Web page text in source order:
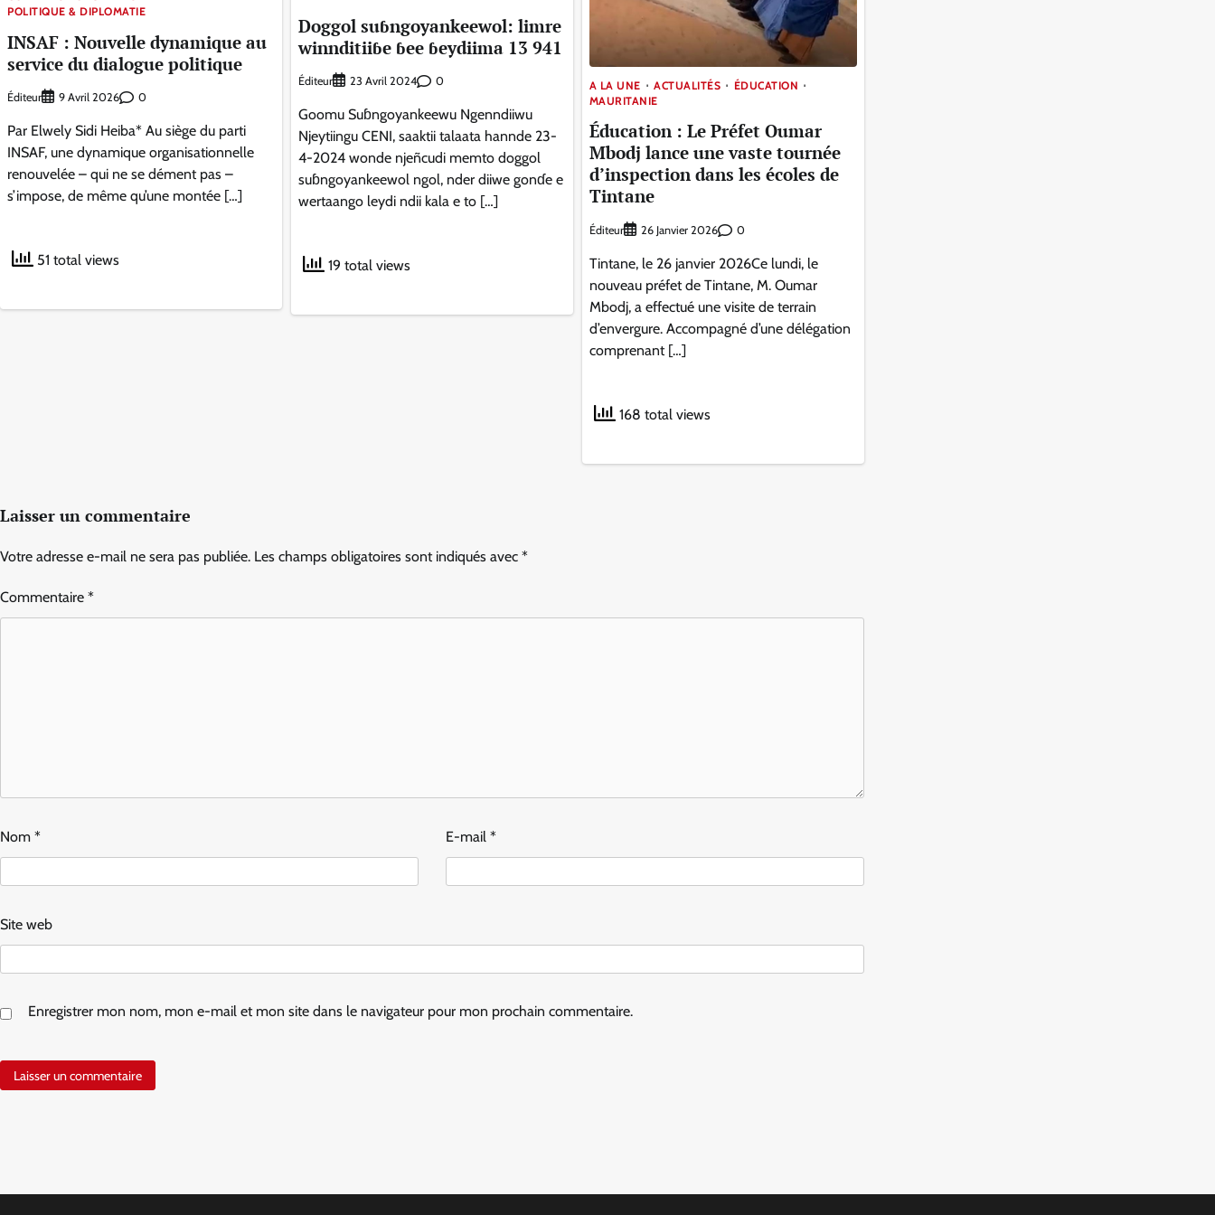
POLITIQUE & DIPLOMATIE
INSAF : Nouvelle dynamique au
service du dialogue politique
Éditeur 9 Avril 2026 0
Par Elwely Sidi Heiba* Au siège du parti
INSAF, une dynamique organisationnelle
renouvelée – qui ne se dément pas –
s’impose, de même qu’une montée […]
51 total views
Doggol suɓngoyankeewol: limre
winnditiiɓe ɓee ɓeydiima 13 941
Éditeur 23 Avril 2024 0
Goomu Suɓngoyankeewu Ngenndiiwu
Njeytiingu CENI, saaktii talaata hannde 23-
4-2024 wonde njeñcudi memto doggol
suɓngoyankeewol ngol, nder diiwe gonɗe e
wertaango leydi ndii kala e to […]
19 total views
A LA UNE ACTUALITÉS
ÉDUCATION
MAURITANIE
Éducation : Le Préfet Oumar
Mbodj lance une vaste tournée
d’inspection dans les écoles de
Tintane
Éditeur 26 Janvier 2026 0
Tintane, le 26 janvier 2026Ce lundi, le
nouveau préfet de Tintane, M. Oumar
Mbodj, a effectué une visite de terrain
d’envergure. Accompagné d’une délégation
comprenant […]
168 total views
Laisser un commentaire
Votre adresse e-mail ne sera pas publiée. Les champs obligatoires sont indiqués avec *
Commentaire *
Nom * E-mail *
Site web
Enregistrer mon nom, mon e-mail et mon site dans le navigateur pour mon prochain commentaire.